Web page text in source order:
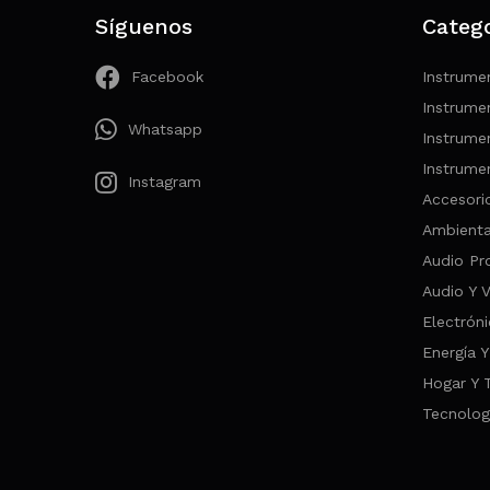
Síguenos
Facebook
Whatsapp
Instagram
Audio
Audio Y
Energía
Hogar Y